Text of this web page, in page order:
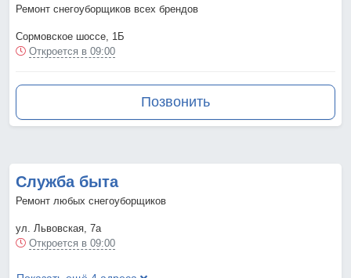
Ремонт снегоуборщиков всех брендов
Сормовское шоссе, 1Б
Откроется в 09:00
Позвонить
Служба быта
Ремонт любых снегоуборщиков
ул. Львовская, 7а
Откроется в 09:00